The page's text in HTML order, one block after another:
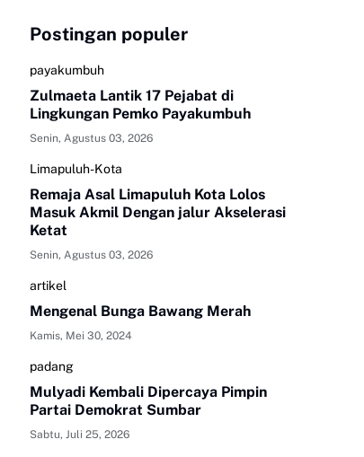
Postingan populer
payakumbuh
Zulmaeta Lantik 17 Pejabat di
Lingkungan Pemko Payakumbuh
Senin, Agustus 03, 2026
Limapuluh-Kota
Remaja Asal Limapuluh Kota Lolos
Masuk Akmil Dengan jalur Akselerasi
Ketat
Senin, Agustus 03, 2026
artikel
Mengenal Bunga Bawang Merah
Kamis, Mei 30, 2024
padang
Mulyadi Kembali Dipercaya Pimpin
Partai Demokrat Sumbar
Sabtu, Juli 25, 2026